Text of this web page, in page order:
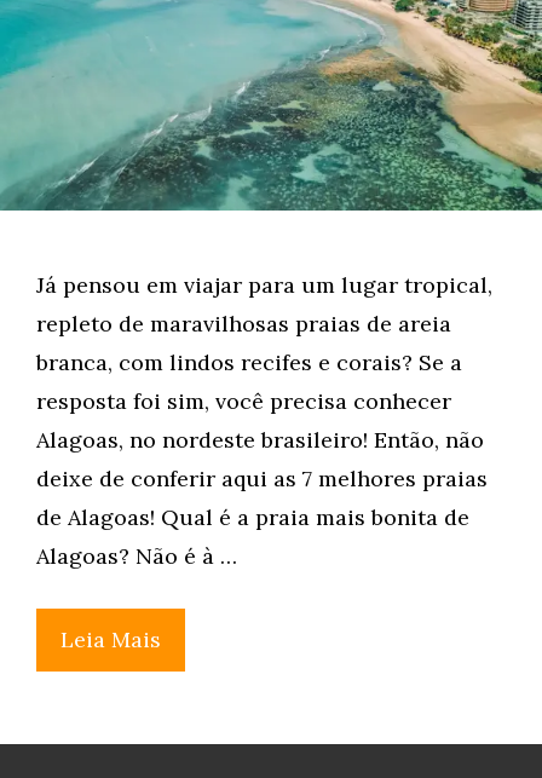
Já pensou em viajar para um lugar tropical,
repleto de maravilhosas praias de areia
branca, com lindos recifes e corais? Se a
resposta foi sim, você precisa conhecer
Alagoas, no nordeste brasileiro! Então, não
deixe de conferir aqui as 7 melhores praias
de Alagoas! Qual é a praia mais bonita de
Alagoas? Não é à …
Leia Mais